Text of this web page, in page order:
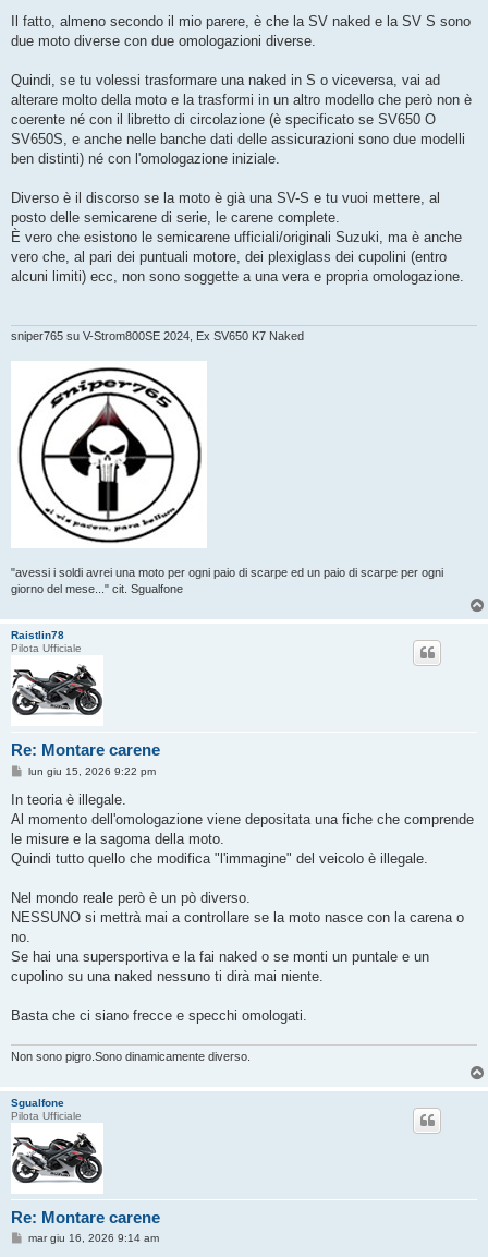
s
a
i
o
Il fatto, almeno secondo il mio parere, è che la SV naked e la SV S sono
due moto diverse con due omologazioni diverse.
Quindi, se tu volessi trasformare una naked in S o viceversa, vai ad
alterare molto della moto e la trasformi in un altro modello che però non è
coerente né con il libretto di circolazione (è specificato se SV650 O
SV650S, e anche nelle banche dati delle assicurazioni sono due modelli
ben distinti) né con l'omologazione iniziale.
Diverso è il discorso se la moto è già una SV-S e tu vuoi mettere, al
posto delle semicarene di serie, le carene complete.
È vero che esistono le semicarene ufficiali/originali Suzuki, ma è anche
vero che, al pari dei puntuali motore, dei plexiglass dei cupolini (entro
alcuni limiti) ecc, non sono soggette a una vera e propria omologazione.
sniper765 su V-Strom800SE 2024, Ex SV650 K7 Naked
"avessi i soldi avrei una moto per ogni paio di scarpe ed un paio di scarpe per ogni
giorno del mese..." cit. Sgualfone
Raistlin78
Pilota Ufficiale
Re: Montare carene
M
s
a
g
i
lun giu 15, 2026 9:22 pm
In teoria è illegale.
Al momento dell'omologazione viene depositata una fiche che comprende
le misure e la sagoma della moto.
Quindi tutto quello che modifica "l'immagine" del veicolo è illegale.
Nel mondo reale però è un pò diverso.
NESSUNO si mettrà mai a controllare se la moto nasce con la carena o
no.
Se hai una supersportiva e la fai naked o se monti un puntale e un
cupolino su una naked nessuno ti dirà mai niente.
Basta che ci siano frecce e specchi omologati.
Non sono pigro.Sono dinamicamente diverso.
Sgualfone
Pilota Ufficiale
Re: Montare carene
Mmar giu 16, 2026 9:14 am